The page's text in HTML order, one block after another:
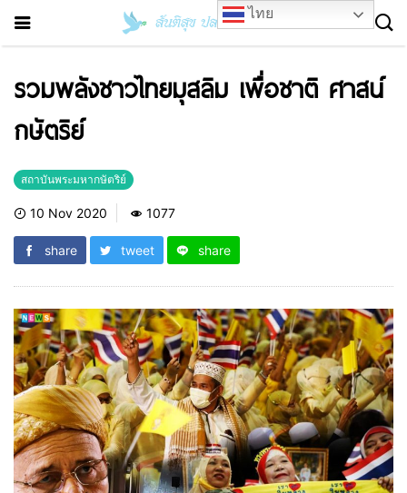
รวมพลังชาวไทยมุสลิม เพื่อชาติ ศาสน์
กษัตริย์
สถาบันพระมหากษัตริย์
10 Nov 2020 1077
share tweet share
ไทย